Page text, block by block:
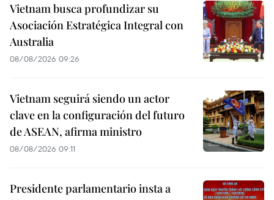
Vietnam busca profundizar su
Asociación Estratégica Integral con
Australia
08/08/2026 09:26
Vietnam seguirá siendo un actor
clave en la configuración del futuro
de ASEAN, afirma ministro
08/08/2026 09:11
Presidente parlamentario insta a